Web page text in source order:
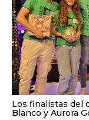
Los finalistas del
Blanco y Aurora
FacebookTwitter